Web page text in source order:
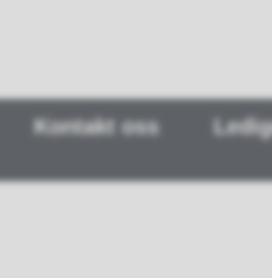
Kontakt oss